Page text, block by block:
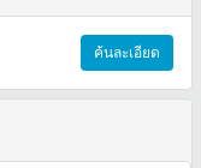
ค้นละเอียด